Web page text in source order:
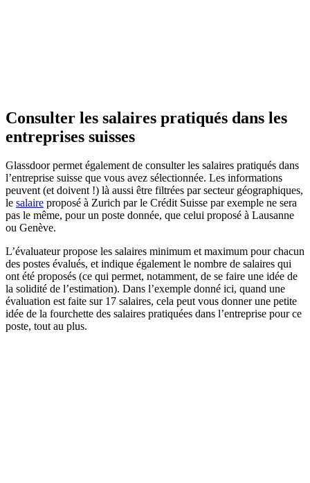
Consulter les salaires pratiqués dans les
entreprises suisses
Glassdoor permet également de consulter les salaires pratiqués dans
l’entreprise suisse que vous avez sélectionnée. Les informations
peuvent (et doivent !) là aussi être filtrées par secteur géographiques,
le salaire proposé à Zurich par le Crédit Suisse par exemple ne sera
pas le même, pour un poste donnée, que celui proposé à Lausanne
ou Genève.
L’évaluateur propose les salaires minimum et maximum pour chacun
des postes évalués, et indique également le nombre de salaires qui
ont été proposés (ce qui permet, notamment, de se faire une idée de
la solidité de l’estimation). Dans l’exemple donné ici, quand une
évaluation est faite sur 17 salaires, cela peut vous donner une petite
idée de la fourchette des salaires pratiquées dans l’entreprise pour ce
poste, tout au plus.